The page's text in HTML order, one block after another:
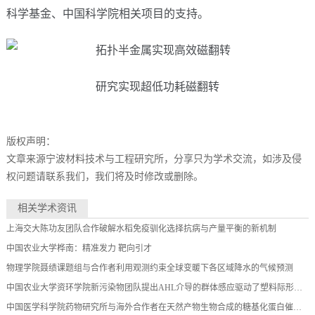
科学基金、中国科学院相关项目的支持。
研究实现超低功耗磁翻转
版权声明：
文章来源宁波材料技术与工程研究所，分享只为学术交流，如涉及侵
权问题请联系我们，我们将及时修改或删除。
相关学术资讯
上海交大陈功友团队合作破解水稻免疫驯化选择抗病与产量平衡的新机制
中国农业大学桦南：精准发力 靶向引才
物理学院聂绩课题组与合作者利用观测约束全球变暖下各区域降水的气候预测
中国农业大学资环学院新污染物团队提出AHL介导的群体感应驱动了塑料际形成并提升其潜在致病风险
中国医学科学院药物研究所与海外合作者在天然产物生物合成的糖基化蛋白催化研究方面取得进展